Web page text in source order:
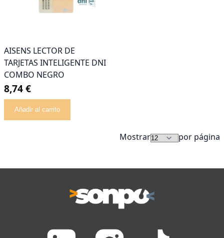
AISENS LECTOR DE
TARJETAS INTELIGENTE DNI
COMBO NEGRO
8,74 €
Añadir al carrito
Mostrar por página